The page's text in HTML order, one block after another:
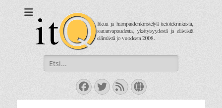
Itkua ja hammastenkiristelyä jo vuodesta 2008.
Search
for:
Facebook
Twitter
FeedWebsite